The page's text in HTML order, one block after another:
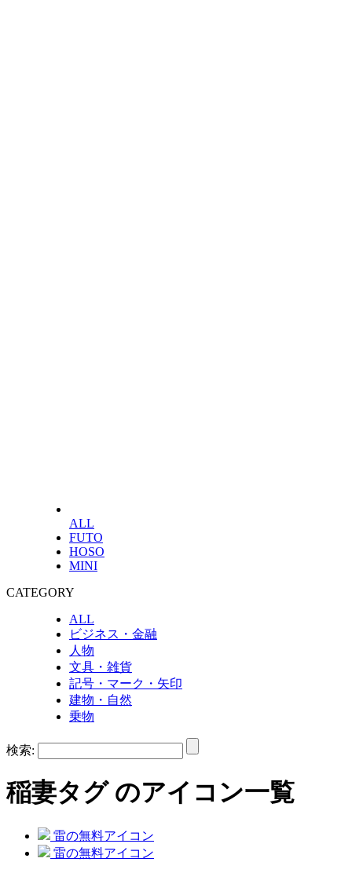
ALL
FUTO
HOSO
MINI
CATEGORY
ALL
ビジネス・金融
人物
文具・雑貨
記号・マーク・矢印
建物・自然
乗物
検索:
稲妻タグ のアイコン一覧
雷の無料アイコン
雷の無料アイコン